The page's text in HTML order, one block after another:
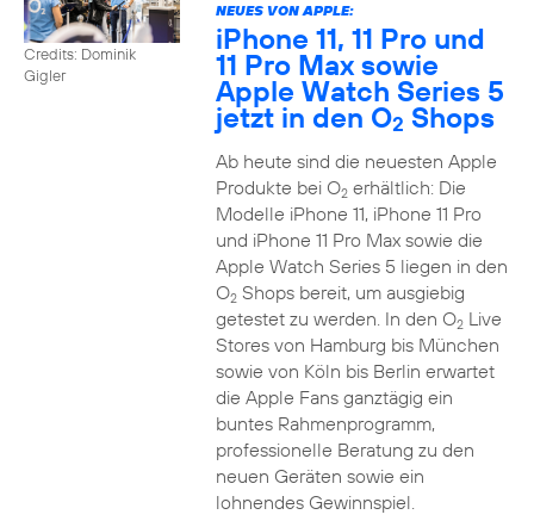
Credits: Dominik
Gigler
NEUES VON APPLE:
iPhone 11, 11 Pro und
11 Pro Max sowie
Apple Watch Series 5
jetzt in den O2 Shops
Ab heute sind die neuesten Apple
Produkte bei O2erhältlich: Die
Modelle iPhone 11, iPhone 11 Pro
und iPhone 11 Pro Max sowie die
Apple Watch Series 5 liegen in den
O2Shops bereit, um ausgiebig
getestet zu werden. In den O2Live
Stores von Hamburg bis München
sowie von Köln bis Berlin erwartet
die Apple Fans ganztägig ein
buntes Rahmenprogramm,
professionelle Beratung zu den
neuen Geräten sowie ein
lohnendes Gewinnspiel.